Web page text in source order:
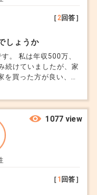
［2回答］
しょうか
。 私は年収500万、
続けていましたが、家
買った方が良い、と
ですが、この年から40
ょうか。 組むだけ組
たら繰り上げ返済をし
際のところどうなの
［1 回答］
1077 view